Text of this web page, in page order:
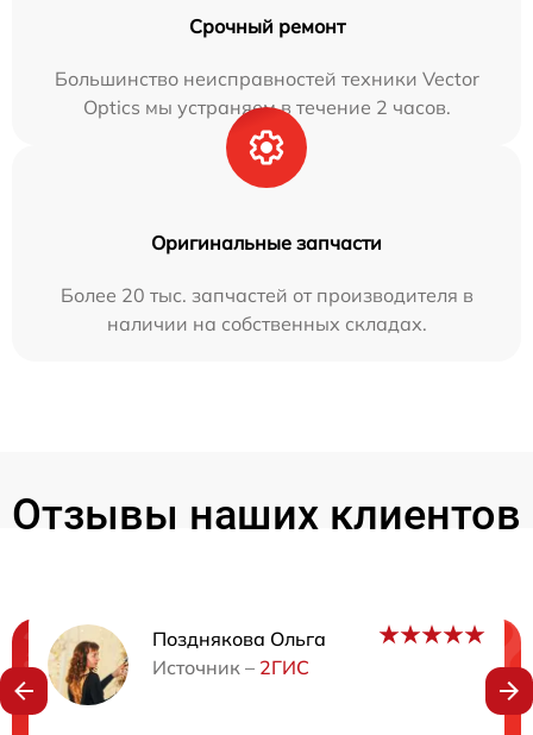
Срочный ремонт
Большинство неисправностей техники Vector
Optics мы устраняем в течение 2 часов.
Оригинальные запчасти
Более 20 тыс. запчастей от производителя в
наличии на собственных складах.
Отзывы наших клиентов
Позднякова Ольга
Источник – 2ГИС
Нужна консультация?